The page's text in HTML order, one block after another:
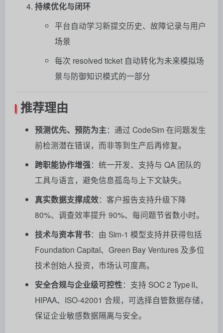
持续优化与闭环
平台自动学习新提交历史、故障记录与用户
场景
每次 resolved ticket 自动转化为未来模拟场
景与防御知识模式的一部分
推荐理由
预测优先、预防为主：通过 CodeSim 在问题发生
前检测潜在错误，而非等到生产后再修复。
跨职能协作增强：统一开发、支持与 QA 团队的
工具与语言，避免信息孤岛与上下文缺失。
真实数据支撑成效：客户报告支持升级下降
80%、调查效率提升 90%、每问题节省数小时。
技术与资本背书：由 Sim‑1 模型支持并获得包括
Foundation Capital、Green Bay Ventures 及多位
技术创始人投资，市场认可度高。
安全合规与企业级可控性：支持 SOC 2 Type II、
HIPAA、ISO‑42001 合规，可选择自管数据存储，
保证企业敏感数据隔离与安全。